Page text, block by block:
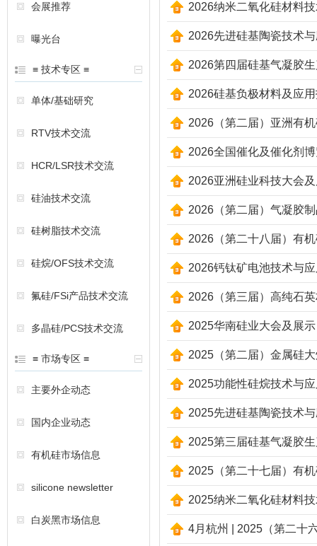
会展推荐
曝光台
≡ 技术专区 ≡
单体/基础研究
RTV技术交流
HCR/LSR技术交流
硅油技术交流
硅树脂技术交流
硅烷/OFS技术交流
氟硅/FSi产品技术交流
多晶硅/PCS技术交流
≡ 市场专区 ≡
主要外企动态
国内企业动态
有机硅市场信息
silicone newsletter
白炭黑市场信息
2026纳米二氧化硅材料
2026先进硅基陶瓷技术
2026第四届硅基气凝胶
2026硅基负极材料及应
2026（第二届）亚洲有
2026全国催化及催化剂
2026亚洲硅业科技大会
2026（第二届）气凝胶
2026（第二十八届）有
2026钙钛矿电池技术与
2026（第三届）高纯石
2025华南硅业大会及展示
2025（第二届）金属硅
2025功能性硅烷技术与
2025先进硅基陶瓷技术
2025第三届硅基气凝胶
2025（第二十七届）有
2025纳米二氧化硅材料
4月杭州 | 2025（第二十